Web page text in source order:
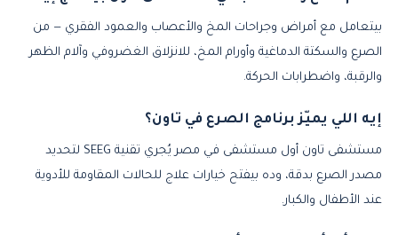
بيتعامل مع أمراض وجراحات المخ والأعصاب والعمود الفقري — من
الصرع والسكتة الدماغية وأورام المخ، للانزلاق الغضروفي وآلام الظهر
والرقبة، واضطرابات الحركة.
إيه اللي يميّز برنامج الصرع في تاون؟
مستشفى تاون أول مستشفى في مصر يُجري تقنية SEEG لتحديد
مصدر الصرع بدقة، وده بيفتح خيارات علاج للحالات المقاومة للأدوية
عند الأطفال والكبار.